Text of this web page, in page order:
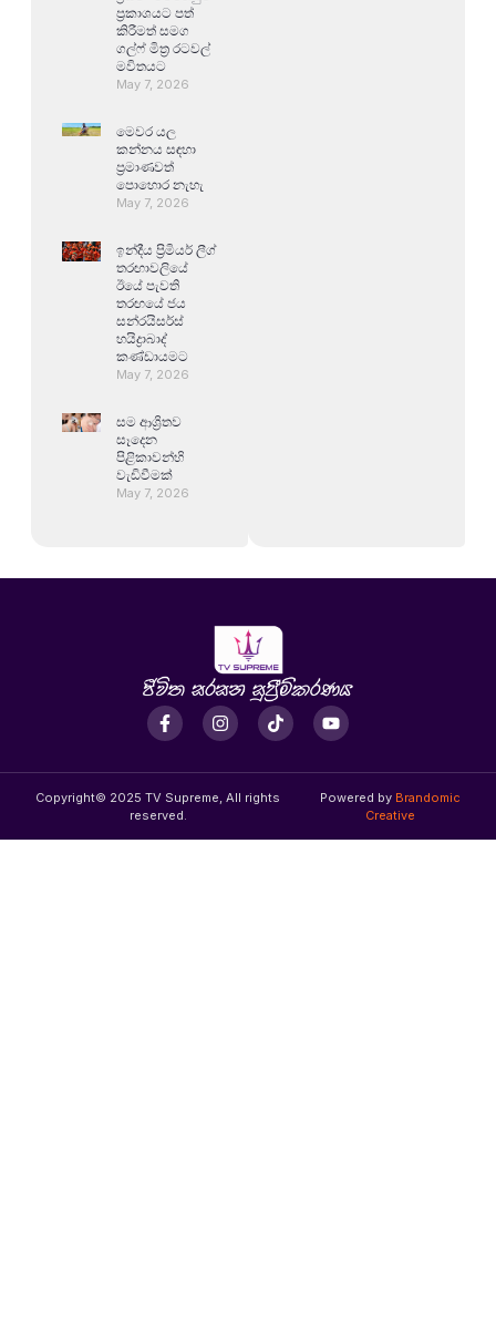
ප්‍රකාශයට පත්
කිරීමත් සමග
ගල්ෆ් මිත්‍ර රටවල්
මවිතයට
May 7, 2026
මෙවර යල
කන්නය සඳහා
ප්‍රමාණවත්
පොහොර නැහැ
May 7, 2026
ඉන්දීය ප්‍රිමියර් ලීග්
තරඟාවලියේ
ඊයේ පැවති
තරඟයේ ජය
සන්රයිසර්ස්
හයිද්‍රාබාද්
කණ්ඩායමට
May 7, 2026
සම ආශ්‍රිතව
සෑදෙන
පිළිකාවන්හි
වැඩිවීමක්
May 7, 2026
Copyright© 2025 TV Supreme, All rights
reserved.
Powered by Brandomic
Creative